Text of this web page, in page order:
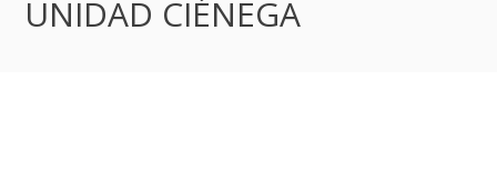
UNIDAD CIÉNEGA